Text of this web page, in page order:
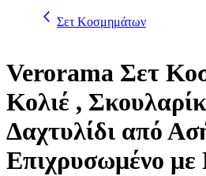
Σετ Κοσμημάτων
Verorama Σετ
Κολιέ ,
Δαχτυλίδι από
Επιχρυσωμένο με